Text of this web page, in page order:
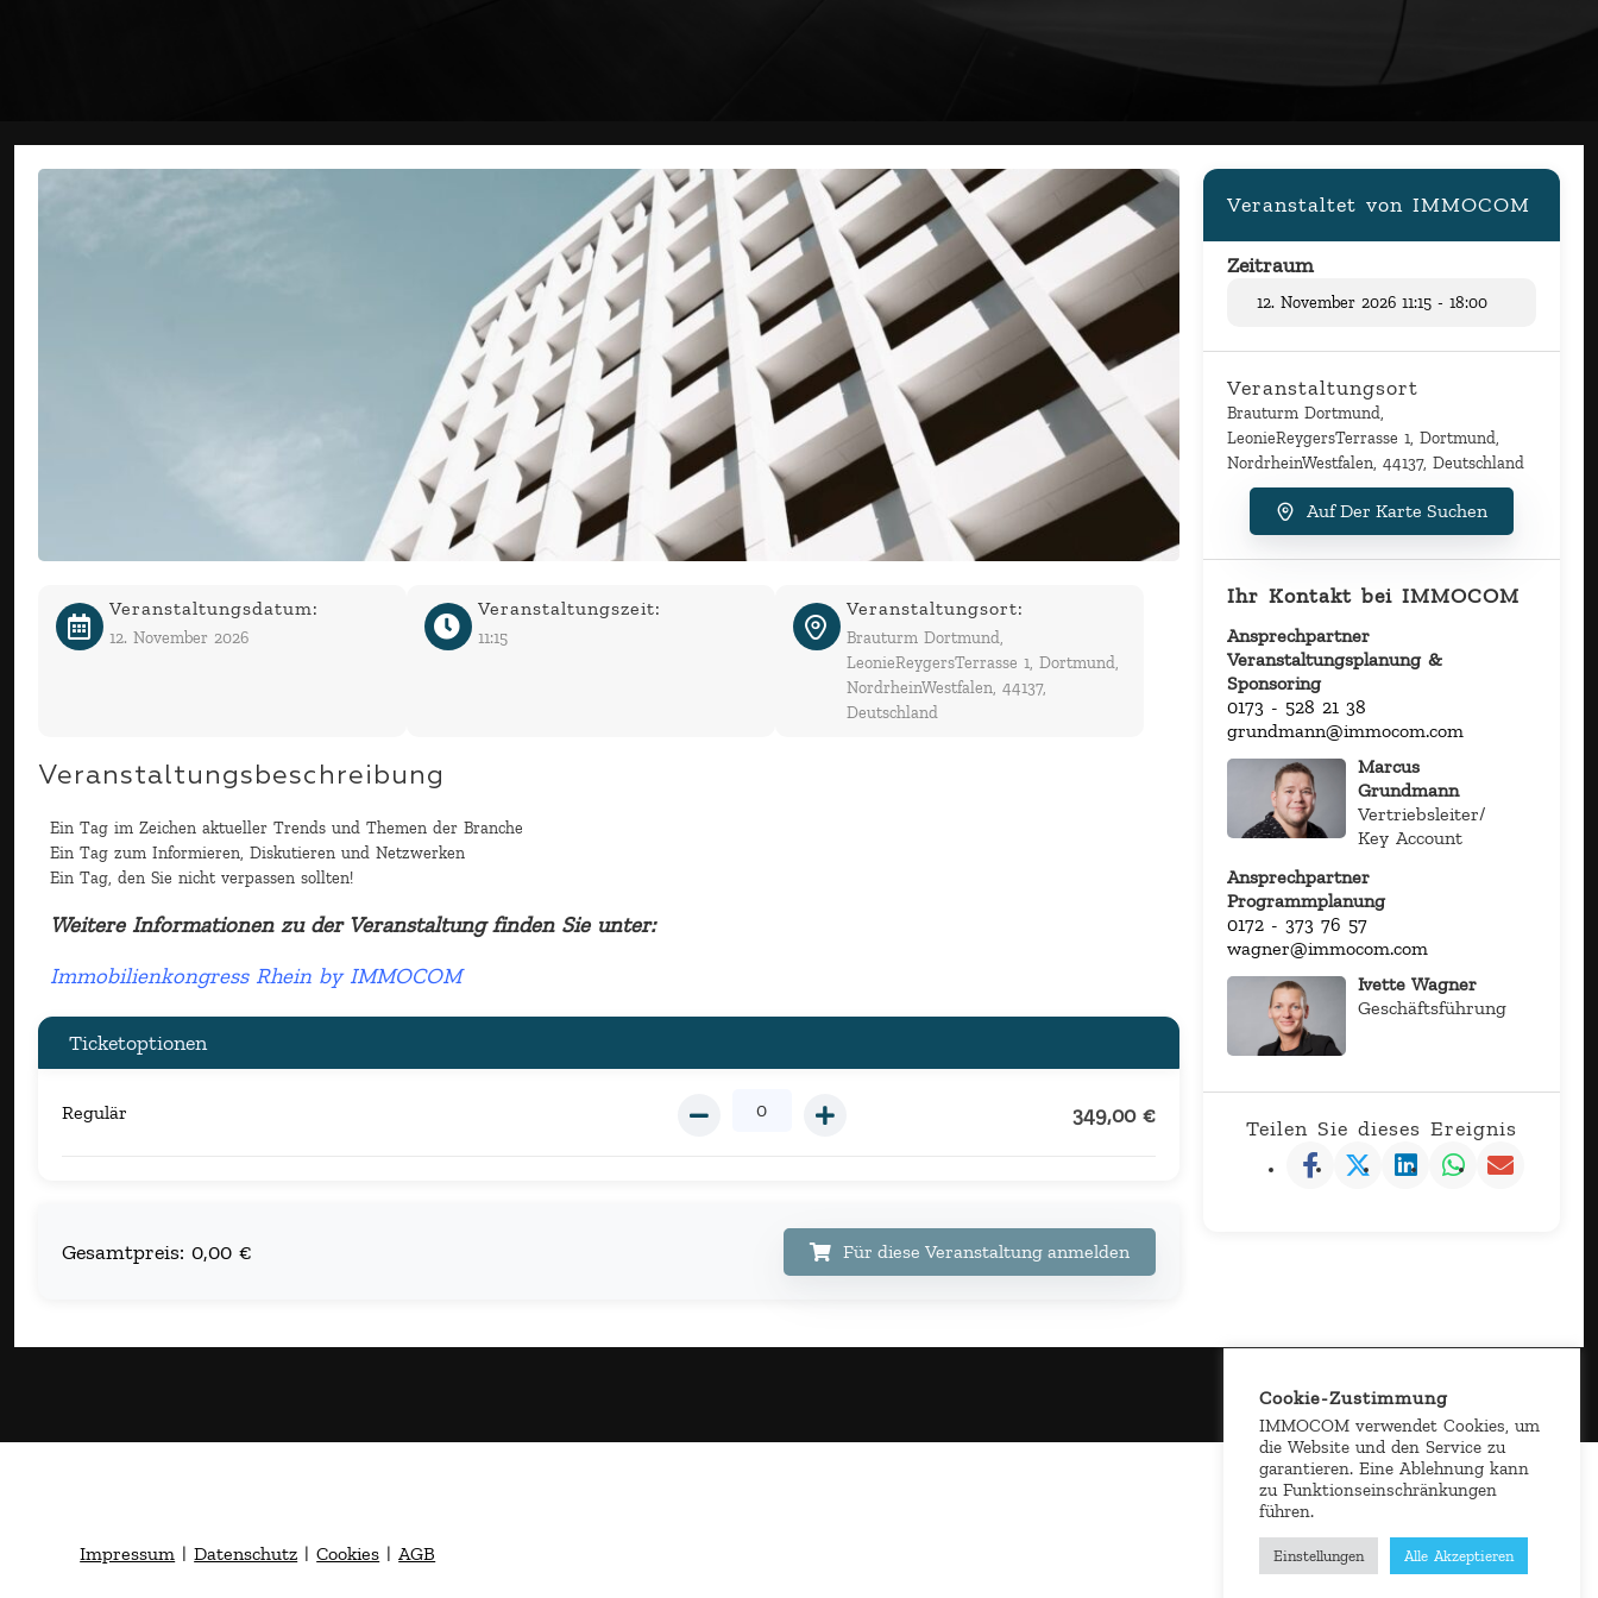
Veranstaltungsdatum:
12. November 2026
Veranstaltungszeit:
11:15
Veranstaltungsort:
Brauturm Dortmund,
LeonieReygersTerrasse 1, Dortmund,
NordrheinWestfalen, 44137,
Deutschland
Veranstaltungsbeschreibung
Ein Tag im Zeichen aktueller Trends und Themen der Branche
Ein Tag zum Informieren, Diskutieren und Netzwerken
Ein Tag, den Sie nicht verpassen sollten!
Weitere Informationen zu der Veranstaltung finden Sie unter:
Immobilienkongress Rhein by IMMOCOM
Ticketoptionen
Regulär 349,00 €
Gesamtpreis: 0,00 € Für diese Veranstaltung anmelden
Veranstaltet von IMMOCOM
Zeitraum
12. November 2026 11:15 - 18:00
Veranstaltungsort
Brauturm Dortmund,
LeonieReygersTerrasse 1, Dortmund,
NordrheinWestfalen, 44137, Deutschland
Auf Der Karte Suchen
Ihr Kontakt bei IMMOCOM
Ansprechpartner
Veranstaltungsplanung &
Sponsoring
0173 - 528 21 38
grundmann@immocom.com
Marcus
Grundmann
Vertriebsleiter/
Key Account
Ansprechpartner
Programmplanung
0172 - 373 76 57
wagner@immocom.com
Ivette Wagner
Geschäftsführung
Teilen Sie dieses Ereignis
Impressum |Datenschutz |Cookies |AGB
Cookie-Zustimmung
IMMOCOM verwendet Cookies, um
die Website und den Service zu
garantieren. Eine Ablehnung kann
zu Funktionseinschränkungen
führen.
Einstellungen Alle Akzeptieren